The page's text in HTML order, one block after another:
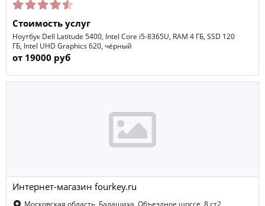
Стоимость услуг
Ноутбук Dell Latitude 5400, Intel Core i5-8365U, RAM 4 ГБ, SSD 120
ГБ, Intel UHD Graphics 620, чёрный
от 19000 руб
Интернет-магазин fourkey.ru
Московская область, Балашиха, Объездное шоссе, 8 ст2